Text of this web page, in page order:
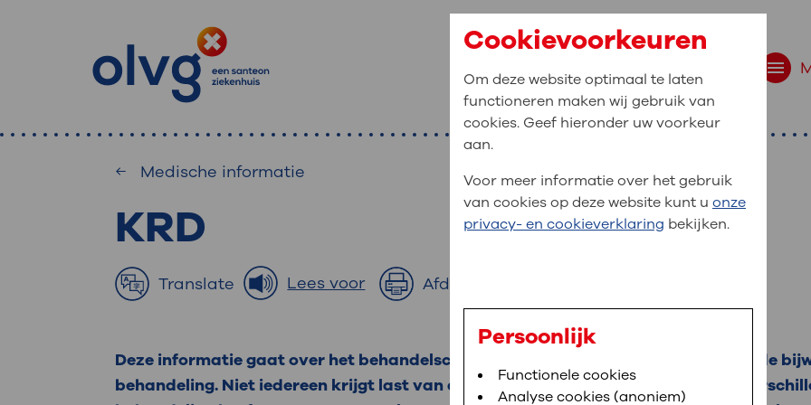
Primaire website navigatie
: waar bent u naar op
Zoekwoorden
Veel gezocht: Bloedafname,MijnOLVG,Digitalisering
MijnOLVG
: veilig en online uw medische gegevens
MijnOLVG is het patiëntenportaal van OLVG. In MijnOLVG kunt u uw medische
gegevens zien. Op elk moment, wanneer het u uitkomt. OLVG breidt MijnOLVG
Medische informatie
KRD
Translate Lees voor Afdrukken
Deze informatie gaat over het behandelschema van de immunotherapie en over de
behandeling. Niet iedereen krijgt last van deze bijwerkingen. Dit is per persoon
Cookievoorkeuren
Om deze website optimaal te laten
functioneren maken wij gebruik van
cookies. Geef hieronder uw voorkeur
aan.
Voor meer informatie over het gebruik
van cookies op deze website kunt u onze
privacy- en cookieverklaring bekijken.
Persoonlijk
Functionele cookies
Analyse cookies (anoniem)